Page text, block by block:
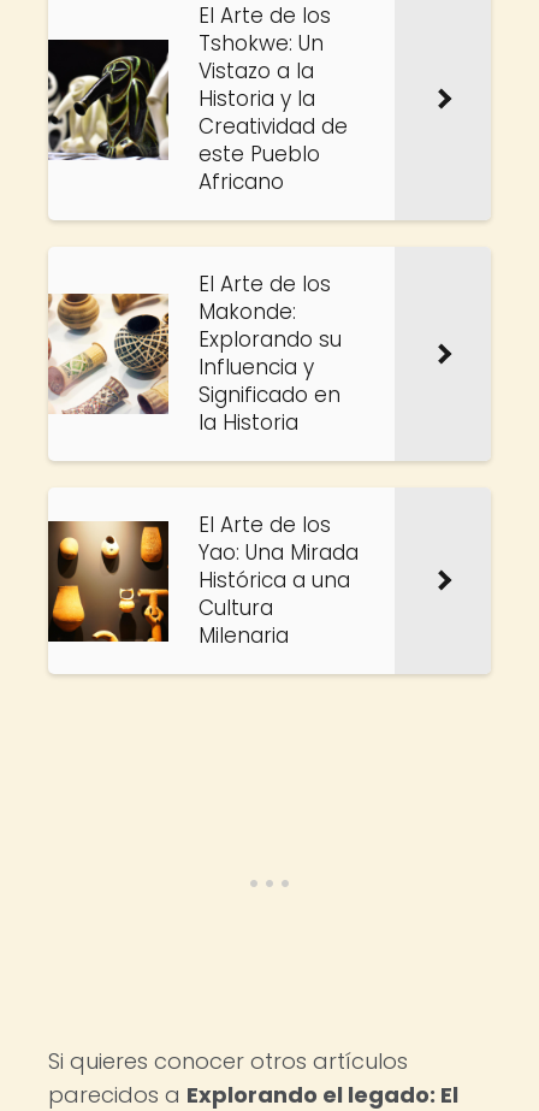
El Arte de los
Tshokwe: Un
Vistazo a la
Historia y la
Creatividad de
este Pueblo
Africano
El Arte de los
Makonde:
Explorando su
Influencia y
Significado en
la Historia
El Arte de los
Yao: Una Mirada
Histórica a una
Cultura
Milenaria
Si quieres conocer otros artículos
parecidos a Explorando el legado: El